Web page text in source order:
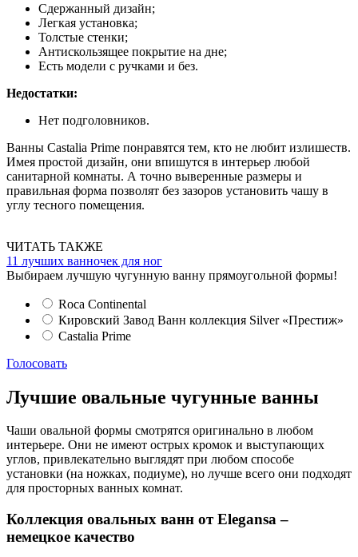
Сдержанный дизайн;
Легкая установка;
Толстые стенки;
Антискользящее покрытие на дне;
Есть модели с ручками и без.
Недостатки:
Нет подголовников.
Ванны Castalia Prime понравятся тем, кто не любит излишеств.
Имея простой дизайн, они впишутся в интерьер любой
санитарной комнаты. А точно выверенные размеры и
правильная форма позволят без зазоров установить чашу в
углу тесного помещения.
ЧИТАТЬ ТАКЖЕ
11 лучших ванночек для ног
Выбираем лучшую чугунную ванну прямоугольной формы!
Roca Continental
Кировский Завод Ванн коллекция Silver «Престиж»
Castalia Prime
Голосовать
Лучшие овальные чугунные ванны
Чаши овальной формы смотрятся оригинально в любом
интерьере. Они не имеют острых кромок и выступающих
углов, привлекательно выглядят при любом способе
установки (на ножках, подиуме), но лучше всего они подходят
для просторных ванных комнат.
Коллекция овальных ванн от Elegansa –
немецкое качество